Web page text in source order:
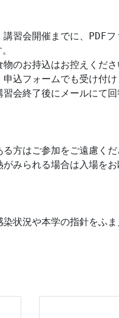
習会開催までに、PDFフ
のお持込はお控えくださ
込フォームでも受け付け
会終了後にメールにて回
方はご参加をご遠慮くだ
みられる場合は入場をお
状況や本学の指針をふま